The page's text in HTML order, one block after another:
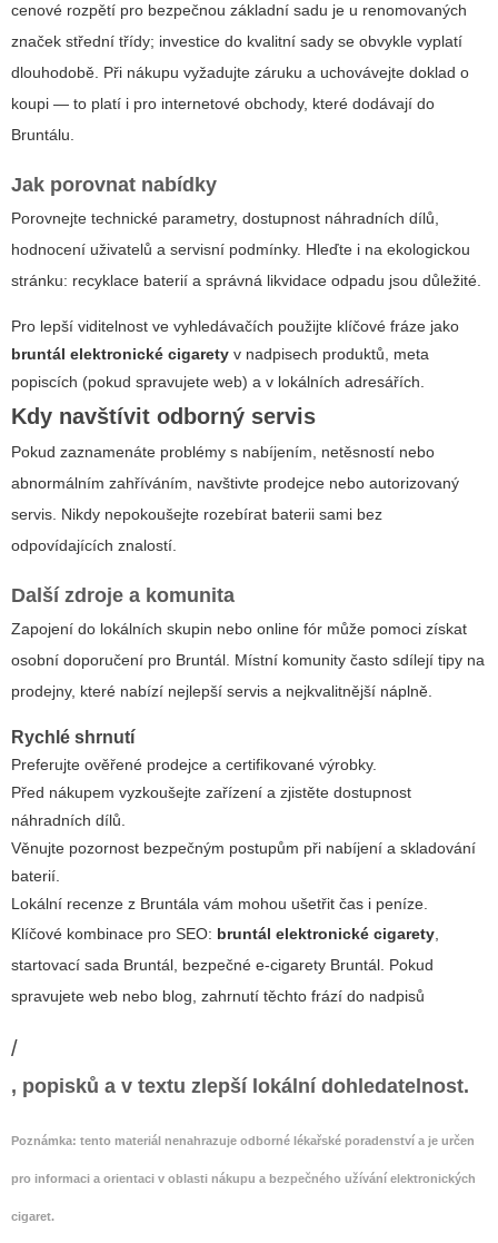
cenové rozpětí pro bezpečnou základní sadu je u renomovaných
značek střední třídy; investice do kvalitní sady se obvykle vyplatí
dlouhodobě. Při nákupu vyžadujte záruku a uchovávejte doklad o
koupi — to platí i pro internetové obchody, které dodávají do
Bruntálu.
Jak porovnat nabídky
Porovnejte technické parametry, dostupnost náhradních dílů,
hodnocení uživatelů a servisní podmínky. Hleďte i na ekologickou
stránku: recyklace baterií a správná likvidace odpadu jsou důležité.
Pro lepší viditelnost ve vyhledávačích použijte klíčové fráze jako
bruntál elektronické cigarety v nadpisech produktů, meta
popiscích (pokud spravujete web) a v lokálních adresářích.
Kdy navštívit odborný servis
Pokud zaznamenáte problémy s nabíjením, netěsností nebo
abnormálním zahříváním, navštivte prodejce nebo autorizovaný
servis. Nikdy nepokoušejte rozebírat baterii sami bez
odpovídajících znalostí.
Další zdroje a komunita
Zapojení do lokálních skupin nebo online fór může pomoci získat
osobní doporučení pro Bruntál. Místní komunity často sdílejí tipy na
prodejny, které nabízí nejlepší servis a nejkvalitnější náplně.
Rychlé shrnutí
Preferujte ověřené prodejce a certifikované výrobky.
Před nákupem vyzkoušejte zařízení a zjistěte dostupnost
náhradních dílů.
Věnujte pozornost bezpečným postupům při nabíjení a skladování
baterií.
Lokální recenze z Bruntála vám mohou ušetřit čas i peníze.
Klíčové kombinace pro SEO: bruntál elektronické cigarety
startovací sada Bruntál, bezpečné e-cigarety Bruntál. Pokud
spravujete web nebo blog, zahrnutí těchto frází do nadpisů
/
, popisků a v textu zlepší lokální dohledatelnost.
Poznámka: tento materiál nenahrazuje odborné lékařské poradenství a je určen
pro informaci a orientaci v oblasti nákupu a bezpečného užívání elektronických
cigaret.